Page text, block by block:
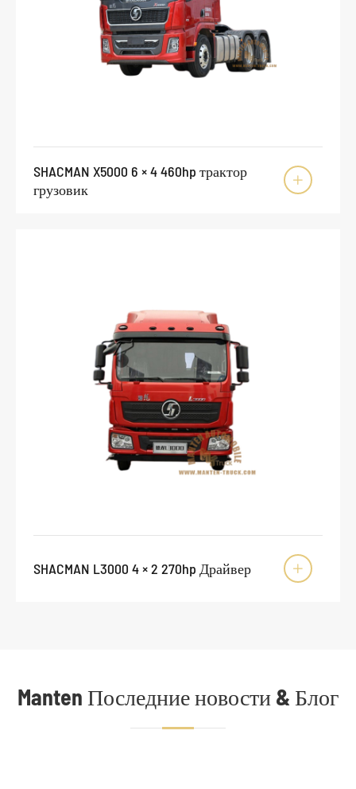
SHACMAN X5000 6 × 4 460hp трактор
грузовик

SHACMAN L3000 4 × 2 270hp Драйвер 
Manten Последние новости & Блог